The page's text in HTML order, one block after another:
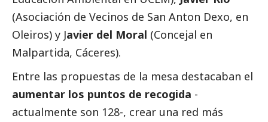
(Asociación de Vecinos de San Anton Dexo, en
Oleiros) y Javier del Moral (Concejal en
Malpartida, Cáceres).
Entre las propuestas de la mesa destacaban el
aumentar los puntos de recogida -
actualmente son 128-, crear una red más